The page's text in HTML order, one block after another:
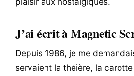
J’ai écrit à Magnetic
Depuis 1986, je me
servaient la théière, la